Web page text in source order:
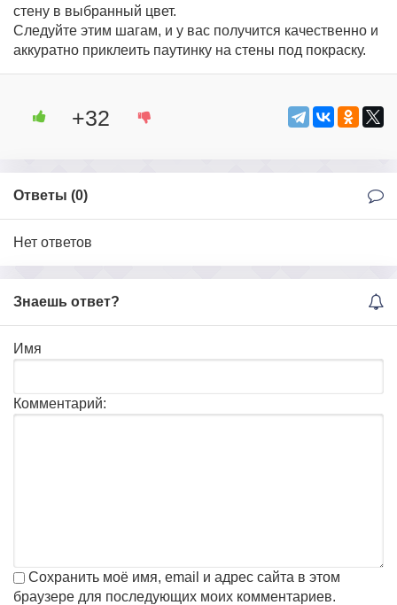
стену в выбранный цвет.
Следуйте этим шагам, и у вас получится качественно и
аккуратно приклеить паутинку на стены под покраску.
+32
Ответы (0)
Нет ответов
Знаешь ответ?
Имя
Комментарий:
Сохранить моё имя, email и адрес сайта в этом
браузере для последующих моих комментариев.